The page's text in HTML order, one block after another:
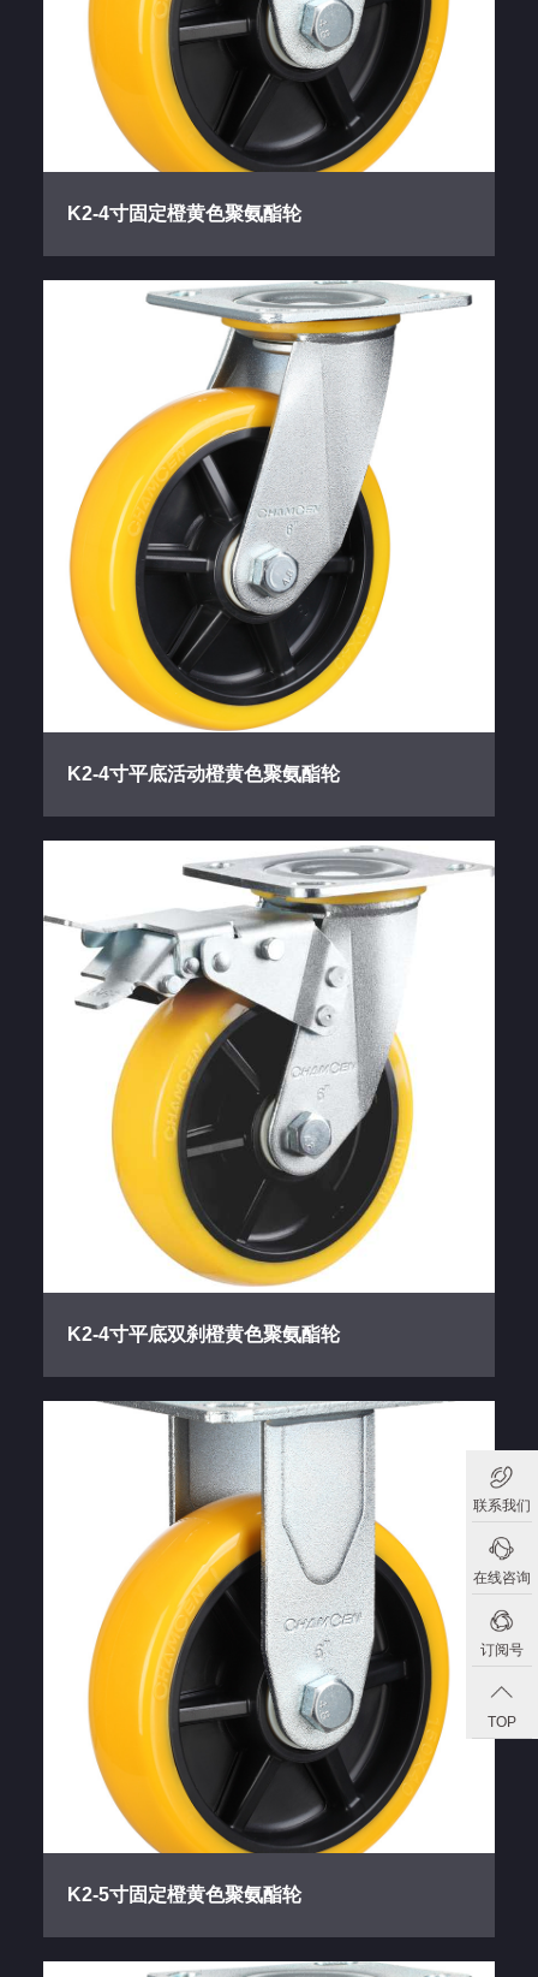
联系我们
在线咨询
订阅号
TOP
K2-4寸固定橙黄色聚氨酯轮
K2-4寸平底活动橙黄色聚氨酯轮
K2-4寸平底双刹橙黄色聚氨酯轮
K2-5寸固定橙黄色聚氨酯轮